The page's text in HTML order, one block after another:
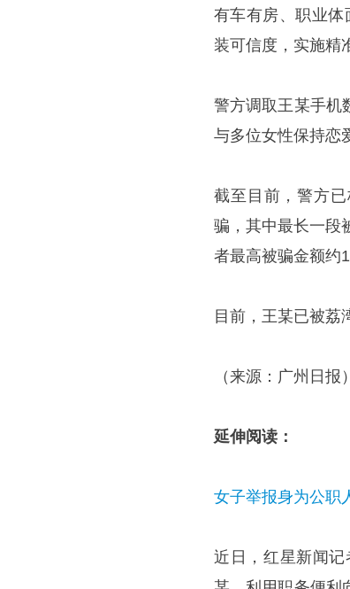
有车有房、职业体
装可信度，实施精
警方调取王某手机
与多位女性保持恋
截至目前，警方
骗，其中最长一段
者最高被骗金额约
目前，王某已被荔
（来源：广州日报）
延伸阅读：
女子举报身为公职
近日，红星新闻